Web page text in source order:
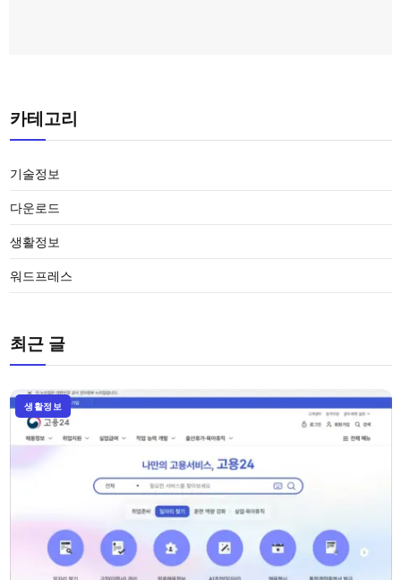
카테고리
기술정보
다운로드
생활정보
워드프레스
최근 글
생활정보